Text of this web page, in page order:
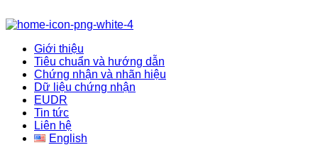
Giới thiệu
Tiêu chuẩn và hướng dẫn
Chứng nhận và nhãn hiệu
Dữ liệu chứng nhận
EUDR
Tin tức
Liên hệ
English